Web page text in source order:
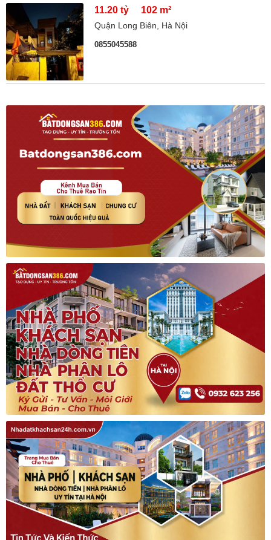
11.20 tỷ 102 m²
Quận Long Biên, Hà Nội
0855045588